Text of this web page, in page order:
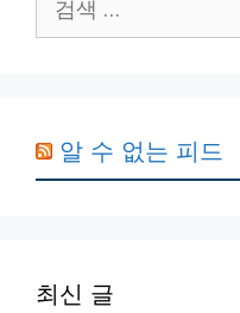
색:
알 수 없는 피드
최신 글